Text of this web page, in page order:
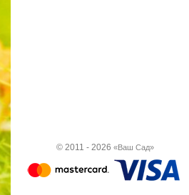
© 2011 - 2026 «Ваш Сад»